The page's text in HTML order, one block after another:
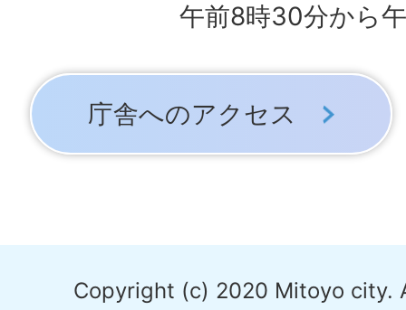
午前8時30分から
庁舎へのアクセス
Copyright (c) 2020 Mitoyo city.